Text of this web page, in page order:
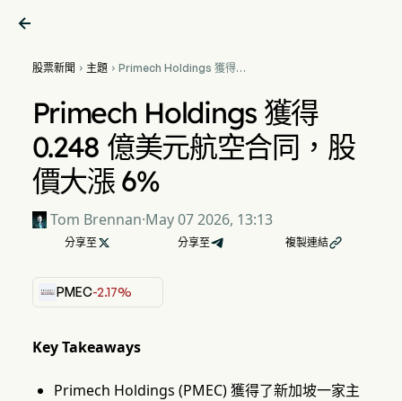

股票新聞  主題 Primech Holdings 獲得
Primech Holdings 獲得
0.248 億美元航空合同，股
價大漲 6%
Tom Brennan·May 07 2026, 13:13
分享至  分享至 複製連結
PMEC-2.17%
Key Takeaways
Primech Holdings (PMEC) 獲得了新加坡一家主